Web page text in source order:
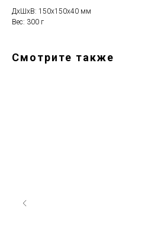
ДxШxВ: 150x150x40 мм
Вес: 300 г
Смотрите также